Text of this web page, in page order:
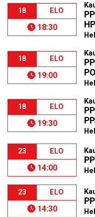
18 ELO
18:30
18 ELO
19:00
18 ELO
19:30
23 ELO
14:00
23 ELO
14:30